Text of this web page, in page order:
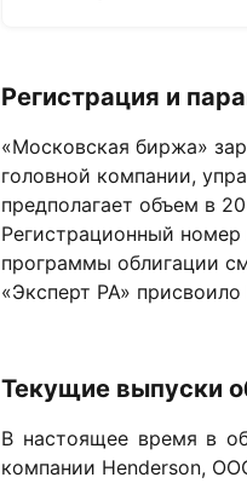
Регистрация и
«Московская биржа»
головной компании,
предполагает объем в
Регистрационный
программы облигации
«Эксперт РА»
Текущие выпуски
В настоящее время в
компании Henderson,